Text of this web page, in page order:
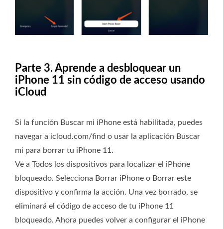
Parte 3. Aprende a desbloquear un
iPhone 11 sin código de acceso usando
iCloud
Si la función Buscar mi iPhone está habilitada, puedes
navegar a icloud.com/find o usar la aplicación Buscar
mi para borrar tu iPhone 11.
Ve a Todos los dispositivos para localizar el iPhone
bloqueado. Selecciona Borrar iPhone o Borrar este
dispositivo y confirma la acción. Una vez borrado, se
eliminará el código de acceso de tu iPhone 11
bloqueado. Ahora puedes volver a configurar el iPhone